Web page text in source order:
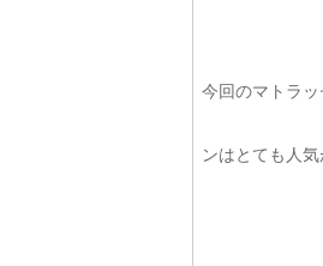
今回のマトラ
ンはとても人